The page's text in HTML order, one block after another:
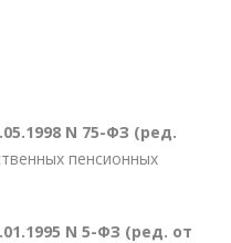
N 75-ФЗ (ред.
пенсионных
N 5-ФЗ (ред. от